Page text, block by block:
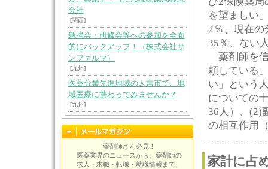
会社
[関西]
勉強会・研修会等への参加を全面
的にバックアップ！（株式会社サ
ンファルマ）
[九州]
医薬分業先進地域の人吉市で、地
域医療に携わってみませんか？
[九州]
薬剤師さん必見！
医薬業界のニュースから、薬剤師の
求人・求職・転職・就職情報まで、
を望ましい
2％、現在の
35％、ない
薬剤師を
頼している
い」という
についての
36人）、(2)
の相互作用
家計に占